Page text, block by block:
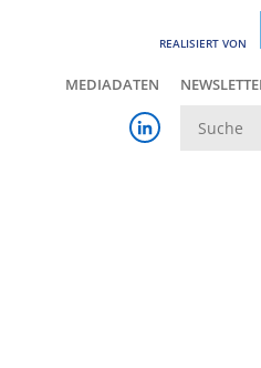
REALISIERT VON
MEDIADATEN